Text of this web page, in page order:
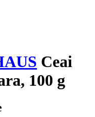
Ceai
100 g